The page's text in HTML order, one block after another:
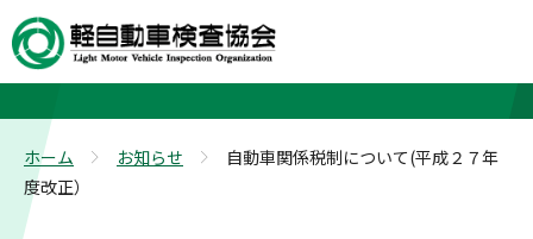
お知らせ
ホーム お知らせ
自動車関係税制について(平成２７年
度改正）